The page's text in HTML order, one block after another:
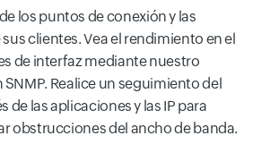
los puntos de conexión y las
clientes. Vea el rendimiento en el
de interfaz mediante nuestro
Realice un seguimiento del
de las aplicaciones y las IP para
obstrucciones del ancho de banda.